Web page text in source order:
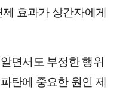
효과가 상간자에게
면서도 부정한 행위
탄에 중요한 원인 제